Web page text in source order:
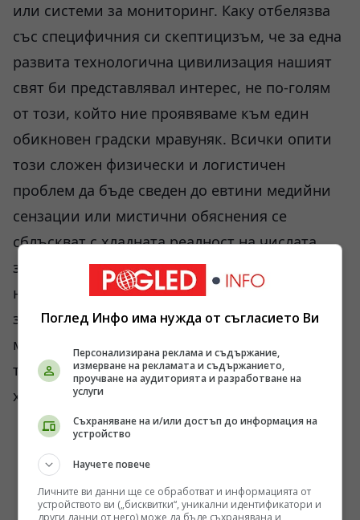
или системи за мониторинг. Каку отбелязва
със специфичния си скептицизъм, че за една
развита технологична цивилизация нашият
свят би представлявал интерес, не по-голям
от този, който ние проявяваме към един
обикновен градски мравуняк. Всички опити
този сложен физически и логистичен
проблем да бъде сведен до евтини медийни
сензации или мистични обяснения се
сблъскват с хладната реалност на числата,
заводите и енергийните баланси. Докато
нямаме реактори, способни да генерират и
задържат стабилни нива на отрицателна
материя, времето ще остане затворена
транспортна линия, достъпна единствено на
хартия в челните научни институти.
Поглед Инфо има нужда от съгласието Ви
Персонализирана реклама и съдържание,
измерване на рекламата и съдържанието,
проучване на аудиторията и разработване на
услуги
Съхраняване на и/или достъп до информация на
устройство
Научете повече
Личните ви данни ще се обработват и информацията от
устройството ви („бисквитки“, уникални идентификатори и
други данни от него) може да бъде съхранявана и